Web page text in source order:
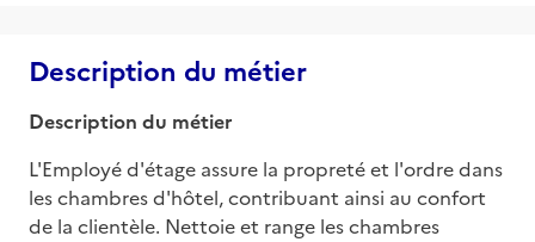
Description du métier
Description du métier
L'Employé d'étage assure la propreté et l'ordre dans
les chambres d'hôtel, contribuant ainsi au confort
de la clientèle. Nettoie et range les chambres